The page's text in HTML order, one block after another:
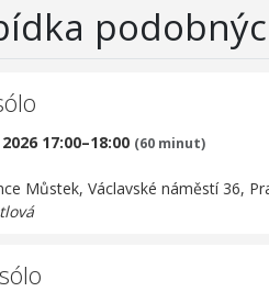
17:00–18:00 (60 minut)
Můstek, Václavské náměstí 36,